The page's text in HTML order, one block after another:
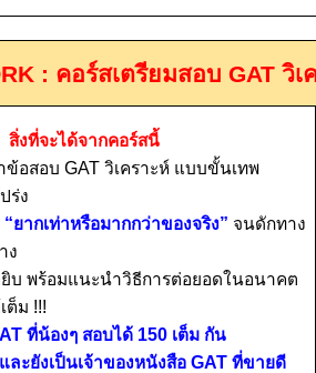
: คอร์สเตรียมสอบGATวิเ
สิ่งที่จะได้จากคอร์สนี้
ข้อสอบ GAT วิเคราะห์ แบบขั้นเทพ
ร่ง
“ยากเท่าหรือมากกว่าของจริง” จนดักทาง
ง
ยิบ พร้อมแนะนำวิธีการต่อยอดในอนาคต
ต็ม !!!
ที่น้องๆ สอบได้150 เต็ม กัน
และยังเป็นเจ้าของหนังสือ GAT ที่ขายดี